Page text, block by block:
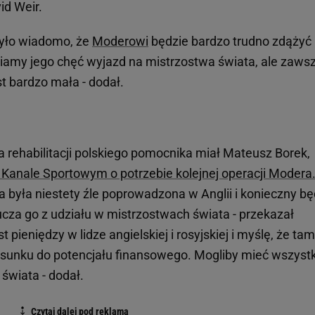
Weir.
wiadomo, że Moderowi będzie bardzo trudno zdążyć
jego chęć wyjazd na mistrzostwa świata, ale
mała - dodał.
rehabilitacji polskiego pomocnika miał Mateusz Borek,
Sportowym o potrzebie kolejnej operacji Modera.
była niestety źle poprowadzona w Anglii i konieczny
go z udziału w mistrzostwach świata - przekazał
pieniędzy w lidze angielskiej i rosyjskiej i myślę, że
do potencjału finansowego. Mogliby mieć
- dodał.